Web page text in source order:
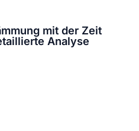
mit der Zeit
Analyse